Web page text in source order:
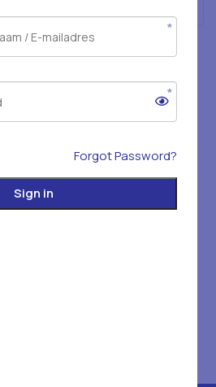
keer wanneer ik een reactie
to be able to add photos to your
Forgot Password?
Sign in